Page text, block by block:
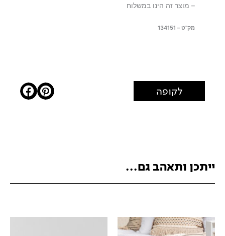
– מוצר זה הינו במשלוח
מק"ט – 134151
לקופה
ייתכן ותאהב גם...